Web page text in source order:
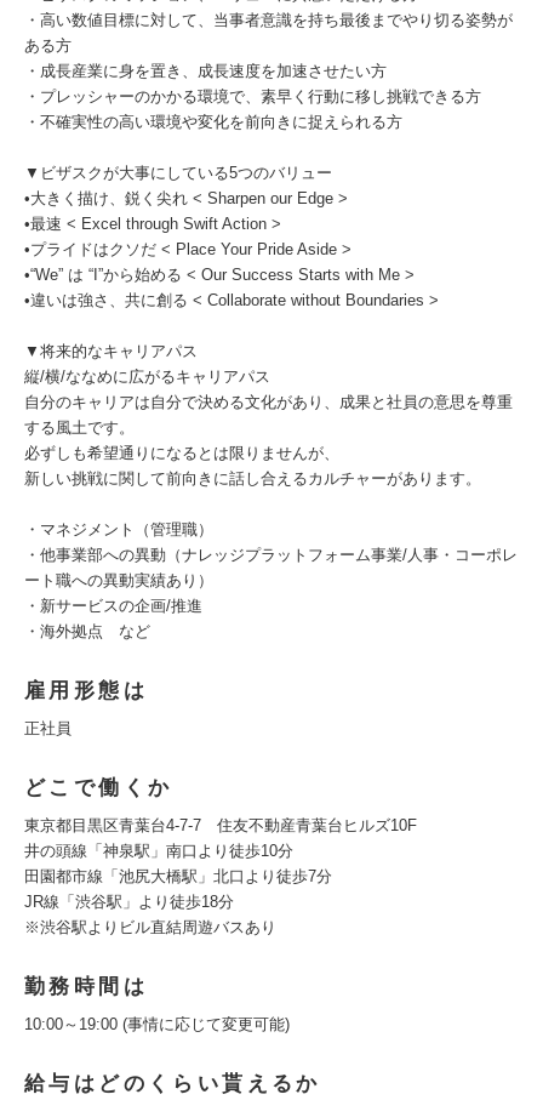
・高い数値目標に対して、当事者意識を持ち最後までやり切る姿勢が
ある方
・成長産業に身を置き、成長速度を加速させたい方
・プレッシャーのかかる環境で、素早く行動に移し挑戦できる方
・不確実性の高い環境や変化を前向きに捉えられる方
▼ビザスクが大事にしている5つのバリュー
•大きく描け、鋭く尖れ < Sharpen our Edge >
•最速 < Excel through Swift Action >
•プライドはクソだ < Place Your Pride Aside >
•“We” は “I”から始める < Our Success Starts with Me >
•違いは強さ、共に創る < Collaborate without Boundaries >
▼将来的なキャリアパス
縦/横/ななめに広がるキャリアパス
自分のキャリアは自分で決める文化があり、成果と社員の意思を尊重
する風土です。
必ずしも希望通りになるとは限りませんが、
新しい挑戦に関して前向きに話し合えるカルチャーがあります。
・マネジメント（管理職）
・他事業部への異動（ナレッジプラットフォーム事業/人事・コーポレ
ート職への異動実績あり）
・新サービスの企画/推進
・海外拠点 など
雇用形態は
正社員
どこで働くか
東京都目黒区青葉台4-7-7 住友不動産青葉台ヒルズ10F
井の頭線「神泉駅」南口より徒歩10分
田園都市線「池尻大橋駅」北口より徒歩7分
JR線「渋谷駅」より徒歩18分
※渋谷駅よりビル直結周遊バスあり
勤務時間は
10:00～19:00 (事情に応じて変更可能)
給与はどのくらい貰えるか